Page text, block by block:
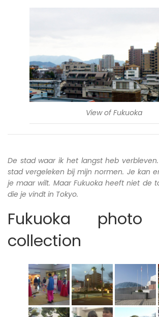
View of Fukuoka
De stad waar ik het langst heb
stad vergeleken bij mijn normen. Je kan
je maar wilt. Maar Fukuoka heeft niet de
die je vindt in Tokyo.
Fukuoka photo
collection